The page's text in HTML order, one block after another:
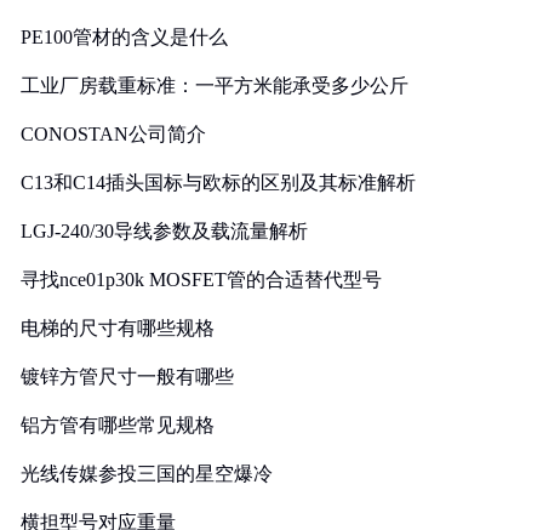
PE100管材的含义是什么
工业厂房载重标准：一平方米能承受多少公斤
CONOSTAN公司简介
C13和C14插头国标与欧标的区别及其标准解析
LGJ-240/30导线参数及载流量解析
寻找nce01p30k MOSFET管的合适替代型号
电梯的尺寸有哪些规格
镀锌方管尺寸一般有哪些
铝方管有哪些常见规格
光线传媒参投三国的星空爆冷
横担型号对应重量